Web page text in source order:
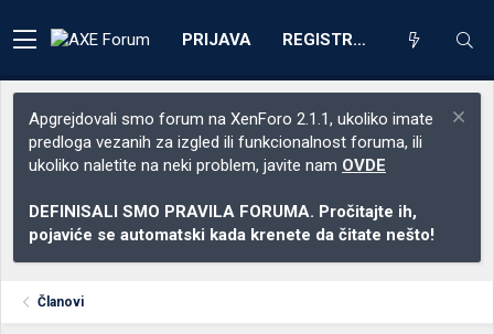
PRIJAVA REGISTRACIJA
Apgrejdovali smo forum na XenForo 2.1.1, ukoliko imate
predloga vezanih za izgled ili funkcionalnost foruma, ili
ukoliko naletite na neki problem, javite nam OVDE
DEFINISALI SMO PRAVILA FORUMA. Pročitajte ih,
pojaviće se automatski kada krenete da čitate nešto!
Članovi